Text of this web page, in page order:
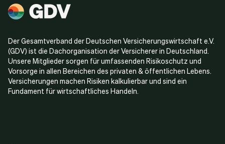
Der Gesamtverband der Deutschen Versicherungswirtschaft e.V.
(GDV) ist die Dachorganisation der Versicherer in Deutschland.
Unsere Mitglieder sorgen für umfassenden Risikoschutz und
Vorsorge in allen Bereichen des privaten & öffentlichen Lebens.
Versicherungen machen Risiken kalkulierbar und sind ein
Fundament für wirtschaftliches Handeln.